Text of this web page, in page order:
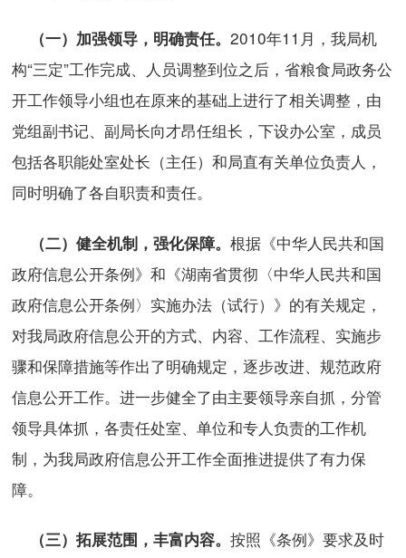
（一）加强领导，明确责任。 2010年11月，我局机
构“三定”工作完成、人员调整到位之后，省粮食局政务公
开工作领导小组也在原来的基础上进行了相关调整，由
党组副书记、副局长向才昂任组长，下设办公室，成员
包括各职能处室处长（主任）和局直有关单位负责人，
同时明确了各自职责和责任。
（二）健全机制，强化保障。 根据《中华人民共和国
政府信息公开条例》和《湖南省贯彻〈中华人民共和国
政府信息公开条例〉实施办法（试行）》的有关规定，
对我局政府信息公开的方式、内容、工作流程、实施步
骤和保障措施等作出了明确规定，逐步改进、规范政府
信息公开工作。进一步健全了由主要领导亲自抓，分管
领导具体抓，各责任处室、单位和专人负责的工作机
制，为我局政府信息公开工作全面推进提供了有力保
障。
（三）拓展范围，丰富内容。 按照《条例》要求及时